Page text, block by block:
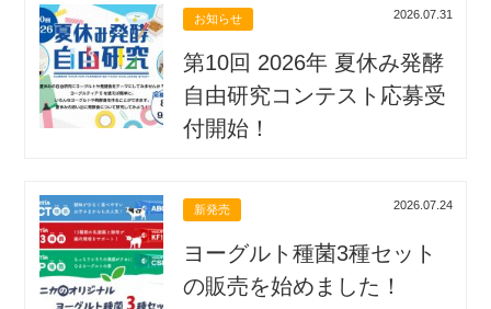
お知らせ 2026.07.31
第10回 2026年 夏休み発酵
自由研究コンテスト応募受
付開始！
新発売 2026.07.24
ヨーグルト種菌3種セット
の販売を始めました！